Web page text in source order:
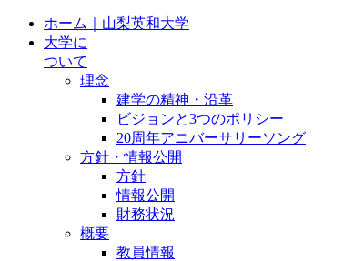
ホーム｜山梨英和大学
大学に
ついて
理念
建学の精神・沿革
ビジョンと3つのポリシー
20周年アニバーサリーソング
方針・情報公開
方針
情報公開
財務状況
概要
教員情報